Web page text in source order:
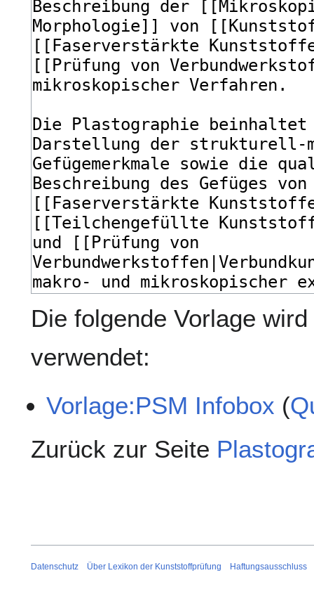
Die folgende Vorlage
verwendet:
Vorlage:PSM Infobox (
Zurück zur Seite
Datenschutz Über Lexikon der Kunststoffprüfung Haftungsausschluss